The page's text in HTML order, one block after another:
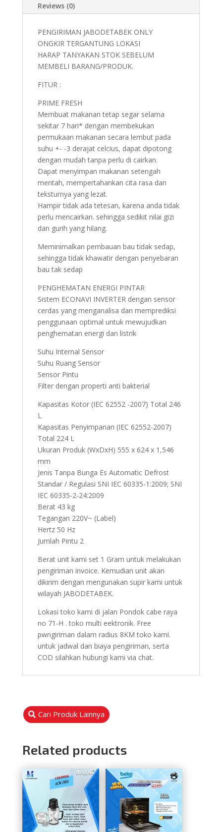
Reviews (0)
PENGIRIMAN JABODETABEK ONLY
ONGKIR TERGANTUNG LOKASI
HARAP TANYAKAN STOK SEBELUM
MEMBELI BARANG/PRODUK.
FITUR :
PRIME FRESH
Membuat makanan tetap segar selama
sekitar 7 hari* dengan membekukan
permukaan makanan secara lembut pada
suhu +- -3 derajat celcius, dapat dipotong
dengan mudah tanpa perlu di cairkan.
Dapat menyimpan makanan setengah
mentah, mempertahankan cita rasa dan
teksturnya yang lezat.
Hampir tidak ada tetesan, karena anda tidak
perlu mencairkan. sehingga sedikit nilai gizi
dan gurih yang hilang.
Meminimalkan pembauan bau tidak sedap,
sehingga tidak khawatir dengan penyebaran
bau tak sedap
PENGHEMATAN ENERGI PINTAR
Sistem ECONAVI INVERTER dengan sensor
cerdas yang menganalisa dan memprediksi
penggunaan optimal untuk mewujudkan
penghematan energi dan listrik
Suhu Internal Sensor
Suhu Ruang Sensor
Sensor Pintu
Filter dengan properti anti bakterial
Kapasitas Kotor (IEC 62552 -2007) Total 246
L
Kapasitas Penyimpanan (IEC 62552-2007)
Total 224 L
Ukuran Produk (WxDxH) 555 x 624 x 1,546
mm
Jenis Tanpa Bunga Es Automatic Defrost
Standar / Regulasi SNI IEC 60335-1:2009; SNI
IEC 60335-2-24:2009
Berat 43 kg
Tegangan 220V~ (Label)
Hertz 50 Hz
Jumlah Pintu 2
Berat unit kami set 1 Gram untuk melakukan
pengiriman invoice. Kemudian unit akan
dikirim dengan mengunakan supir kami untuk
wilayah JABODETABEK.
Lokasi toko kami di jalan Pondok cabe raya
no 71-H . toko multi eektronik. Free
pwngiriman dalam radius 8KM toko kami.
untuk jadwal dan biaya pengiriman, serta
COD silahkan hubungi kami via chat.
Cari Produk Lainnya
Related products